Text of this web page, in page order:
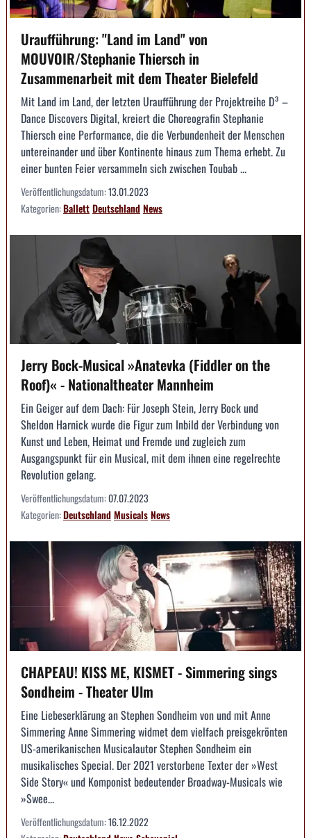
Uraufführung: "Land im Land" von
MOUVOIR/Stephanie Thiersch in
Zusammenarbeit mit dem Theater Bielefeld
Mit Land im Land, der letzten Uraufführung der Projektreihe D³ –
Dance Discovers Digital, kreiert die Choreografin Stephanie
Thiersch eine Performance, die die Verbundenheit der Menschen
untereinander und über Kontinente hinaus zum Thema erhebt. Zu
einer bunten Feier versammeln sich zwischen Toubab ...
Veröffentlichungsdatum:13.01.2023
Kategorien:BallettDeutschlandNews
Jerry Bock-Musical »Anatevka (Fiddler on the
Roof)« - Nationaltheater Mannheim
Ein Geiger auf dem Dach: Für Joseph Stein, Jerry Bock und
Sheldon Harnick wurde die Figur zum Inbild der Verbindung von
Kunst und Leben, Heimat und Fremde und zugleich zum
Ausgangspunkt für ein Musical, mit dem ihnen eine regelrechte
Revolution gelang.
Veröffentlichungsdatum:07.07.2023
Kategorien:DeutschlandMusicalsNews
CHAPEAU! KISS ME, KISMET - Simmering sings
Sondheim - Theater Ulm
Eine Liebeserklärung an Stephen Sondheim von und mit Anne
Simmering Anne Simmering widmet dem vielfach preisgekrönten
US-amerikanischen Musicalautor Stephen Sondheim ein
musikalisches Special. Der 2021 verstorbene Texter der »West
Side Story« und Komponist bedeutender Broadway-Musicals wie
»Swee...
Veröffentlichungsdatum:16.12.2022